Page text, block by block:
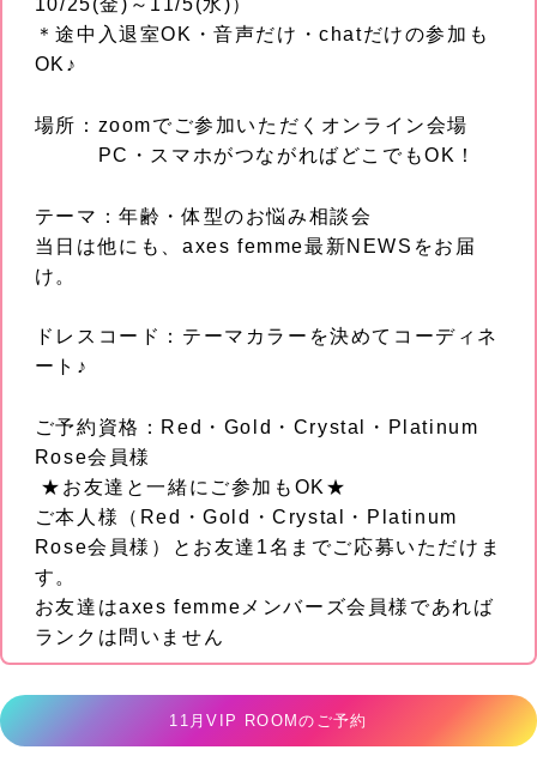
10/25(金)～11/5(水)）
＊途中入退室OK・音声だけ・chatだけの参加も
OK♪
場所：zoomでご参加いただくオンライン会場
PC・スマホがつながればどこでもOK！
テーマ：年齢・体型のお悩み相談会
当日は他にも、axes femme最新NEWSをお届
け。
ドレスコード：テーマカラーを決めてコーディネ
ート♪
ご予約資格：Red・Gold・Crystal・Platinum
Rose会員様
★お友達と一緒にご参加もOK★
ご本人様（Red・Gold・Crystal・Platinum
Rose会員様）とお友達1名までご応募いただけま
す。
お友達はaxes femmeメンバーズ会員様であれば
ランクは問いません
11月VIP ROOMのご予約